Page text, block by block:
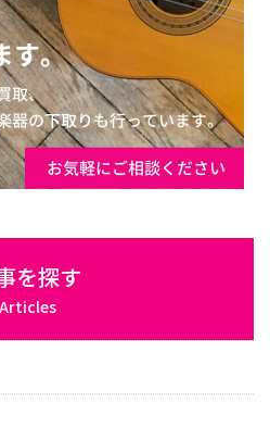
を探す
Articles